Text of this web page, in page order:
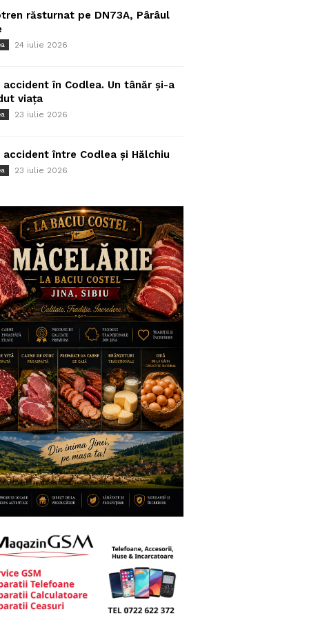
răsturnat pe DN73A, Pârâul
24 iulie 2026
accident în Codlea. Un tânăr și-a
viața
23 iulie 2026
accident între Codlea și Hălchiu
23 iulie 2026